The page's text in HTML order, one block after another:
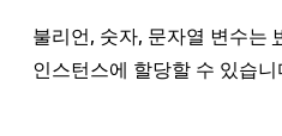
불리언, 숫자, 문자열 변수는
인스턴스에 할당할 수 있습니